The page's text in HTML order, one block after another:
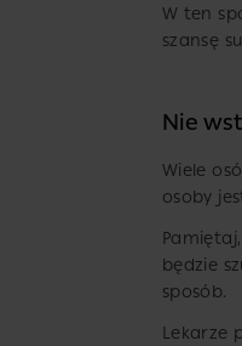
W ten
szansę
Nie
Wiele
osoby
będzie
sposób.
Lekarze